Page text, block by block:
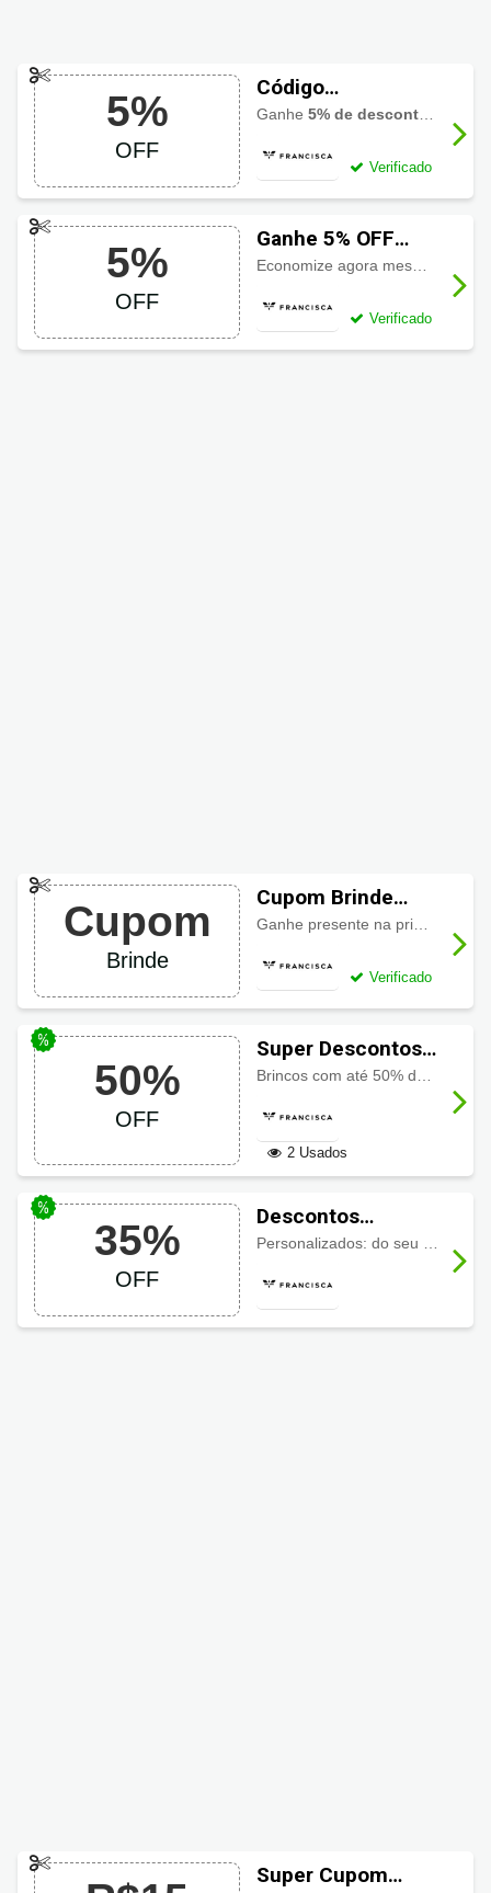
5%
OFF
Código
Promocional
com 5% OFF
Ganhe5% de desconto
Verificado
5%
OFF
Ganhe 5% OFF
com Cupom
Verificado
Cupom
Brinde
Cupom Brinde
Francisca Joias
Verificado
50%
OFF
Super Descontos
em Francisca
2 Usados
35%
OFF
Descontos
Francisca Joias
Super Cupom